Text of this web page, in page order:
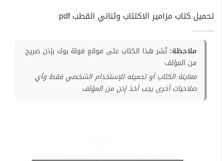
تحميل كتاب مزامير الاكتئاب وثنائي القطب pdf
ملاحظة: نُشر هذا الكتاب على موقع فولة بوك بإذن صريح
من المؤلف
معاينة الكتاب أو تحميله للإستخدام الشخصي فقط وأي
صلاحيات أخرى يجب أخذ إذن من المؤلف